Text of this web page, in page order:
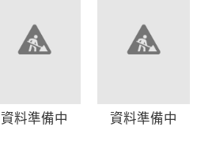
資料準備中 資料準備中